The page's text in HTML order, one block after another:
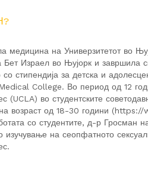
медицина на Универзитетот во
Бет Израел во Њујорк и завршила
со стипендија за детска и
College. Во период од 12
(UCLA) во студентските
на возраст од 18-30 години
со студентите, д-р Гросман
изучување на сеопфатното